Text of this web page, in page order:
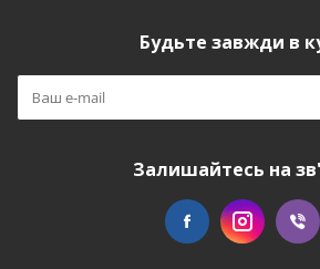
Будьте завжди в
Залишайтесь на